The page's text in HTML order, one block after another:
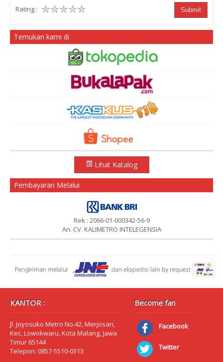
Rating : Submit
Temukan kami di
Lihat Katalog
Pembayaran Melalui
Rek : 2066-01-000342-56-9
An. CV. KALIMETRO INTELEGENSIA
KANTOR :
Jl. Joyosuko Metro No.42, Merjosari,
Kec. Lowokwaru, Kota Malang, Jawa
Timur 65144
Telepon: 0857-5510-0313
Become fan
Facebook
Twitter